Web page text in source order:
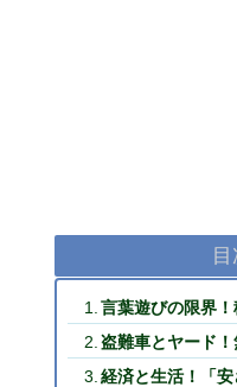
目
言葉遊びの限界
盗難車とヤード
経済と生活！「